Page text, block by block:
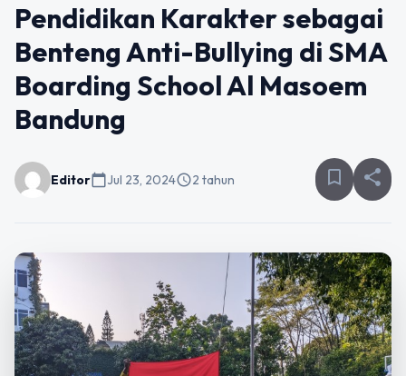
Pendidikan Karakter sebagai
Benteng Anti-Bullying di SMA
Boarding School Al Masoem
Bandung
Editorcalendar_todayJul 23, 2024schedule2 tahun bookmark_border share